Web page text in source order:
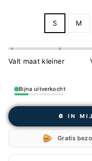
S M
Valt maat kleiner
Bijna uitverkocht
𖠩 IN
Gratis